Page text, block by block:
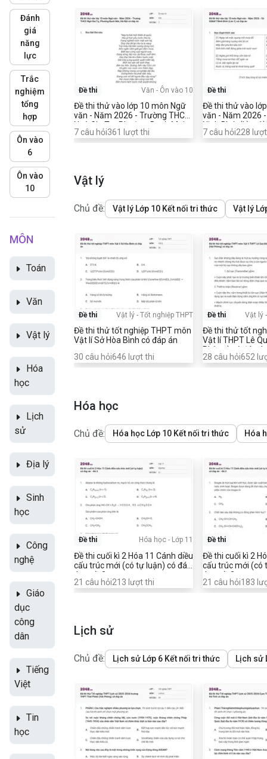
Đánh
giá
năng
lực
Trắc
nghiệm
tổng
hợp
Ôn vào
6
Ôn vào
10
MÔN
Toán
Văn
Vật lý
Hóa
học
Lịch
sử
Địa lý
Sinh
học
Công
nghệ
Giáo
dục
công
dân
Tiếng
Việt
Tin
học
Đề thi Văn - Ôn vào 10
Đề thi thử vào lớp 10 môn Ngữ
văn - Năm 2026 - Trường THCS
Ngô Gia Tự, Phường Bạch Mai,
Hà Nội có đáp án
7 câu hỏi361 lượt thi
Đề thi
Đề thi thử vào
văn - Năm 2026
Ninh Bình (Lần
7 câu hỏi228
Vật lý
Chủ đề: Vật lý Lớp 10 Kết nối tri thức Vật lý
Đề thi Vật lý - Tốt nghiệp THPT
Đề thi thử tốt nghiệp THPT môn
Vật lí Sở Hòa Bình có đáp án
30 câu hỏi646 lượt thi
Đề thi Vật lý
Đề thi thử tốt
Vật lí THPT Lê
Phòng) có đáp
28 câu hỏi652
Hóa học
Chủ đề: Hóa học Lớp 10 Kết nối tri thức Hóa
Đề thi Hóa học - Lớp 11
Đề thi cuối kì 2 Hóa 11 Cánh diều
cấu trúc mới (có tự luận) có đáp
án - Đề 3
21 câu hỏi213 lượt thi
Đề thi
Đề thi cuối kì 2
cấu trúc mới (có
án - Đề 2
21 câu hỏi183
Lịch sử
Chủ đề: Lịch sử Lớp 6 Kết nối tri thức Lịch sử